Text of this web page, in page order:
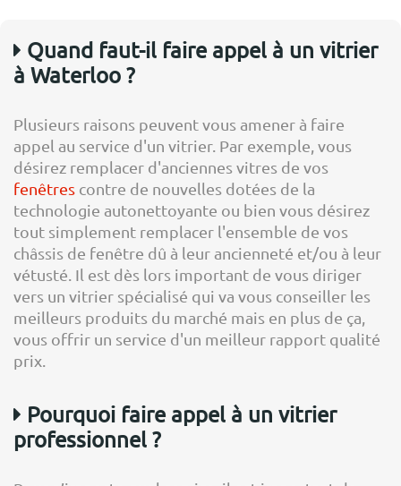
Quand faut-il faire appel à un vitrier
à Waterloo ?
Plusieurs raisons peuvent vous amener à faire
appel au service d'un vitrier. Par exemple, vous
désirez remplacer d'anciennes vitres de vos
fenêtres contre de nouvelles dotées de la
technologie autonettoyante ou bien vous désirez
tout simplement remplacer l'ensemble de vos
châssis de fenêtre dû à leur ancienneté et/ou à leur
vétusté. Il est dès lors important de vous diriger
vers un vitrier spécialisé qui va vous conseiller les
meilleurs produits du marché mais en plus de ça,
vous offrir un service d'un meilleur rapport qualité
prix.
Pourquoi faire appel à un vitrier
professionnel ?